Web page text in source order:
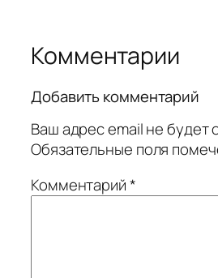
Комментарии
Добавить комментарий
Ваш адрес email не будет
Обязательные поля
Комментарий*